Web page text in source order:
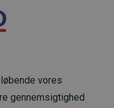
vores
gennemsigtighed